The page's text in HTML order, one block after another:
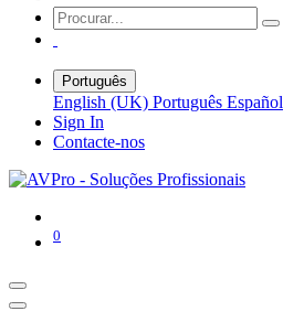
Português
English (UK) Português Español
Sign In
Contacte-nos
0